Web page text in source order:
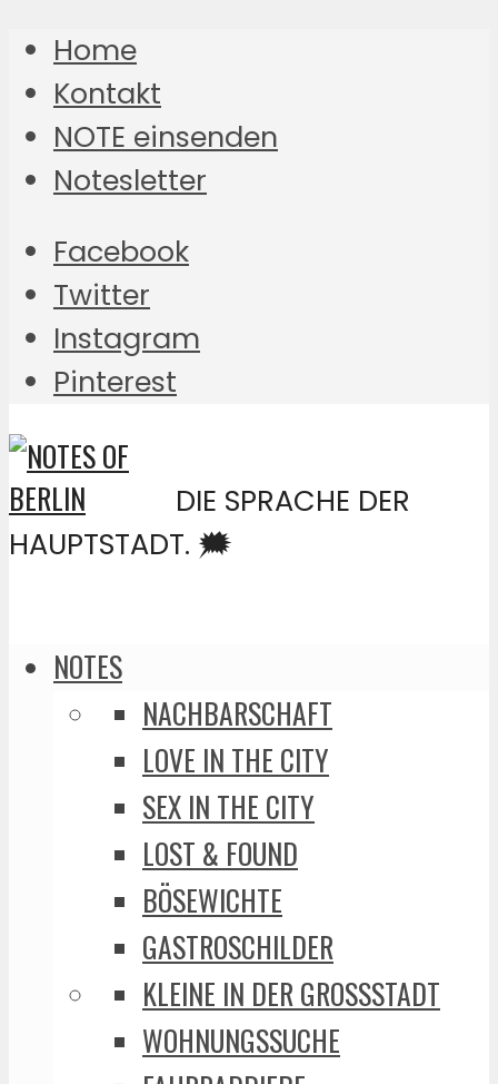
Home
Kontakt
NOTE einsenden
Notesletter
Facebook
Twitter
Instagram
Pinterest
DIE SPRACHE DER
HAUPTSTADT. 🗯️
NOTES
NACHBARSCHAFT
LOVE IN THE CITY
SEX IN THE CITY
LOST & FOUND
BÖSEWICHTE
GASTROSCHILDER
KLEINE IN DER GROSSSTADT
WOHNUNGSSUCHE